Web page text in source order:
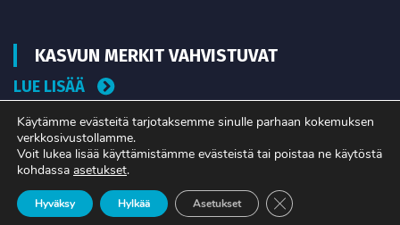
KASVUN MERKIT VAHVISTUVAT
LUE LISÄÄ
TIEDÄTKÖ, MITÄ TUOTANTONNE OIKEASTI
MAKSAA?
LUE LISÄÄ
Käytämme evästeitä tarjotaksemme sinulle parhaan kokemuksen
verkkosivustollamme.
Voit lukea lisää käyttämistämme evästeistä tai poistaa ne käytöstä
kohdassa asetukset.
Hyväksy Hylkää Asetukset Sulje evästebanneri